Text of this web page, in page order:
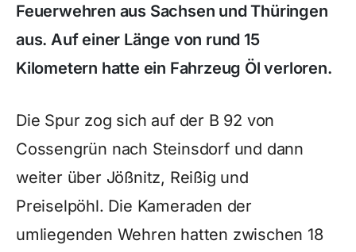
Feuerwehren aus Sachsen und Thüringen
aus. Auf einer Länge von rund 15
Kilometern hatte ein Fahrzeug Öl verloren.
Die Spur zog sich auf der B 92 von
Cossengrün nach Steinsdorf und dann
weiter über Jößnitz, Reißig und
Preiselpöhl. Die Kameraden der
umliegenden Wehren hatten zwischen 18